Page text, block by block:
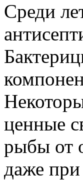
Среди
ценные
рыбы от
даже